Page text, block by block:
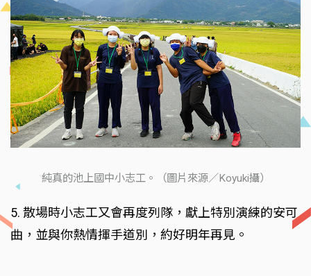
純真的池上國中小志工。（圖片來源／Koyuki攝）
5. 散場時小志工又會再度列隊，獻上特別演練的安可
曲，並與你熱情揮手道別，約好明年再見。